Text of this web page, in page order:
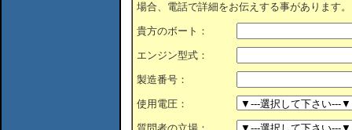
場合、電話で詳細をお伝えする事があります。
貴方のボート：
エンジン型式：
製造番号：
使用電圧：